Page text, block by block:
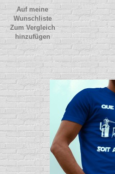
Auf meine
Wunschliste
Zum Vergleich
hinzufügen